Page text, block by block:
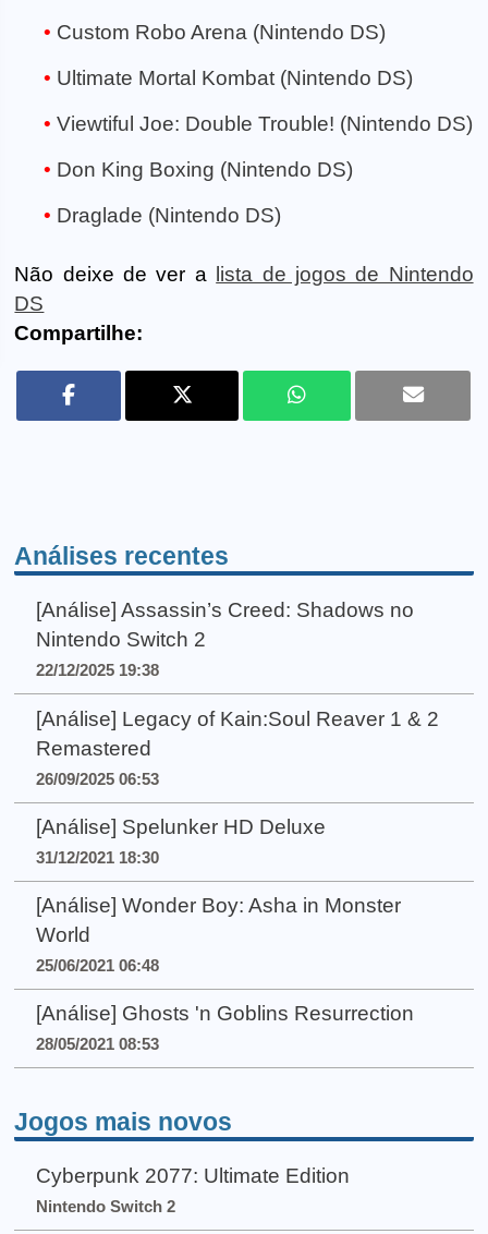
Custom Robo Arena (Nintendo DS)
Ultimate Mortal Kombat (Nintendo DS)
Viewtiful Joe: Double Trouble! (Nintendo DS)
Don King Boxing (Nintendo DS)
Draglade (Nintendo DS)
Não deixe de ver a
lista de jogos de Nintendo
DS
Compartilhe:
Análises recentes
[Análise] Assassin’s Creed: Shadows no
Nintendo Switch 2
22/12/2025 19:38
[Análise] Legacy of Kain:Soul Reaver 1 & 2
Remastered
26/09/2025 06:53
[Análise] Spelunker HD Deluxe
31/12/2021 18:30
[Análise] Wonder Boy: Asha in Monster
World
25/06/2021 06:48
[Análise] Ghosts 'n Goblins Resurrection
28/05/2021 08:53
Jogos mais novos
Cyberpunk 2077: Ultimate Edition
Nintendo Switch 2